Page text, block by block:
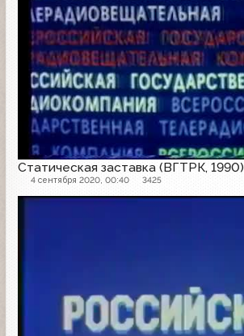
Статическая заставка (ВГТРК, 1990)
4 сентября 2020, 00:40 3425